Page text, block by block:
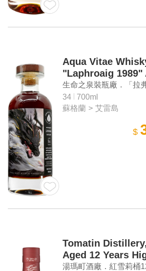
Aqua Vitae
"Laphroaig 1989"
Years Single
Whisky
生命之泉裝瓶廠．「拉
一麥芽蘇格蘭威士忌
34
700ml
蘇格蘭 > 艾雷島
$
Tomatin
Aged 12 Years
Malt Scotch
湯瑪町酒廠．紅雪莉桶